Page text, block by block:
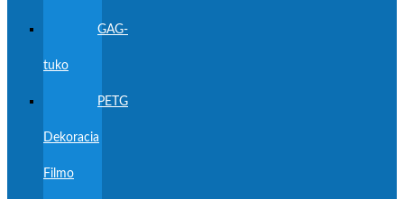
GAG-
tuko
PETG
Dekoracia
Filmo